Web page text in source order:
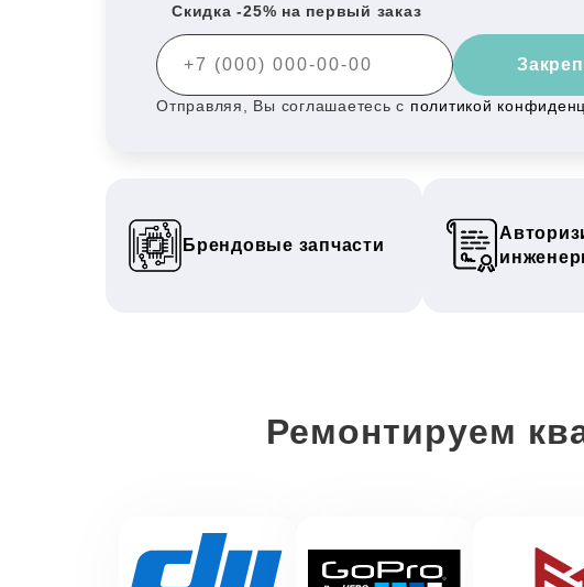
Скидка -25% на первый заказ
Отправляя, Вы соглашаетесь с политикой
Брендовые запчасти
Ремонтируем